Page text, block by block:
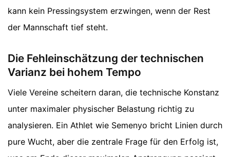
kann kein Pressingsystem erzwingen, wenn der Rest
der Mannschaft tief steht.
Die Fehleinschätzung der technischen
Varianz bei hohem Tempo
Viele Vereine scheitern daran, die technische Konstanz
unter maximaler physischer Belastung richtig zu
analysieren. Ein Athlet wie Semenyo bricht Linien durch
pure Wucht, aber die zentrale Frage für den Erfolg ist,